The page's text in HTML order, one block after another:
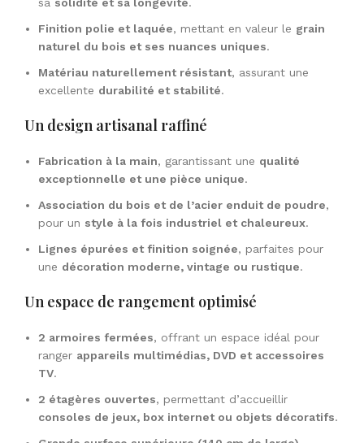
sa solidité et sa longévité.
Finition polie et laquée, mettant en valeur le grain
naturel du bois et ses nuances uniques.
Matériau naturellement résistant, assurant une
excellente durabilité et stabilité.
Un design artisanal raffiné
Fabrication à la main, garantissant une qualité
exceptionnelle et une pièce unique.
Association du bois et de l’acier enduit de poudre,
pour un style à la fois industriel et chaleureux.
Lignes épurées et finition soignée, parfaites pour
une décoration moderne, vintage ou rustique.
Un espace de rangement optimisé
2 armoires fermées, offrant un espace idéal pour
ranger appareils multimédias, DVD et accessoires
TV.
2 étagères ouvertes, permettant d’accueillir
consoles de jeux, box internet ou objets décoratifs.